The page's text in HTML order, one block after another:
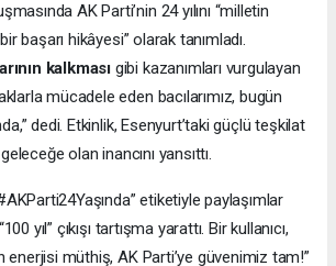
AK Parti’nin 24 yılını “milletin
başarı hikâyesi” olarak tanımladı.
kalkması gibi kazanımları vurgulayan
mücadele eden bacılarımız, bugün
dedi. Etkinlik, Esenyurt’taki güçlü teşkilat
olan inancını yansıttı.
etiketiyle paylaşımlar
yıl” çıkışı tartışma yarattı. Bir kullanıcı,
enerjisi müthiş, AK Parti’ye güvenimiz tam!”